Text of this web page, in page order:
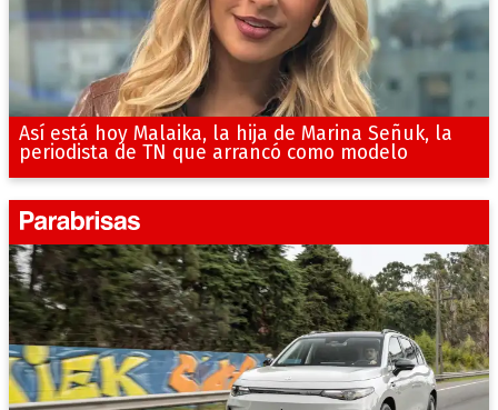
Así está hoy Malaika, la hija de Marina Señuk, la
periodista de TN que arrancó como modelo